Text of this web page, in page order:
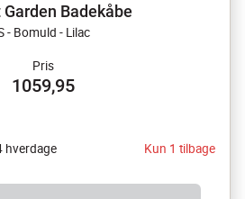
Badekåbe
- Bomuld - Lilac
Pris
1059,95
hverdage Kun 1 tilbage